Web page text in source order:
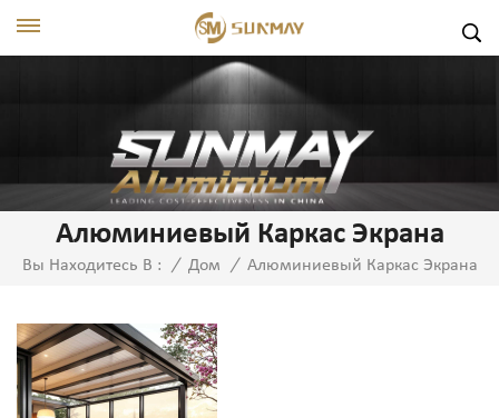
Алюминиевый Каркас Экрана
Вы Находитесь В : / Дом / Алюминиевый Каркас Экрана